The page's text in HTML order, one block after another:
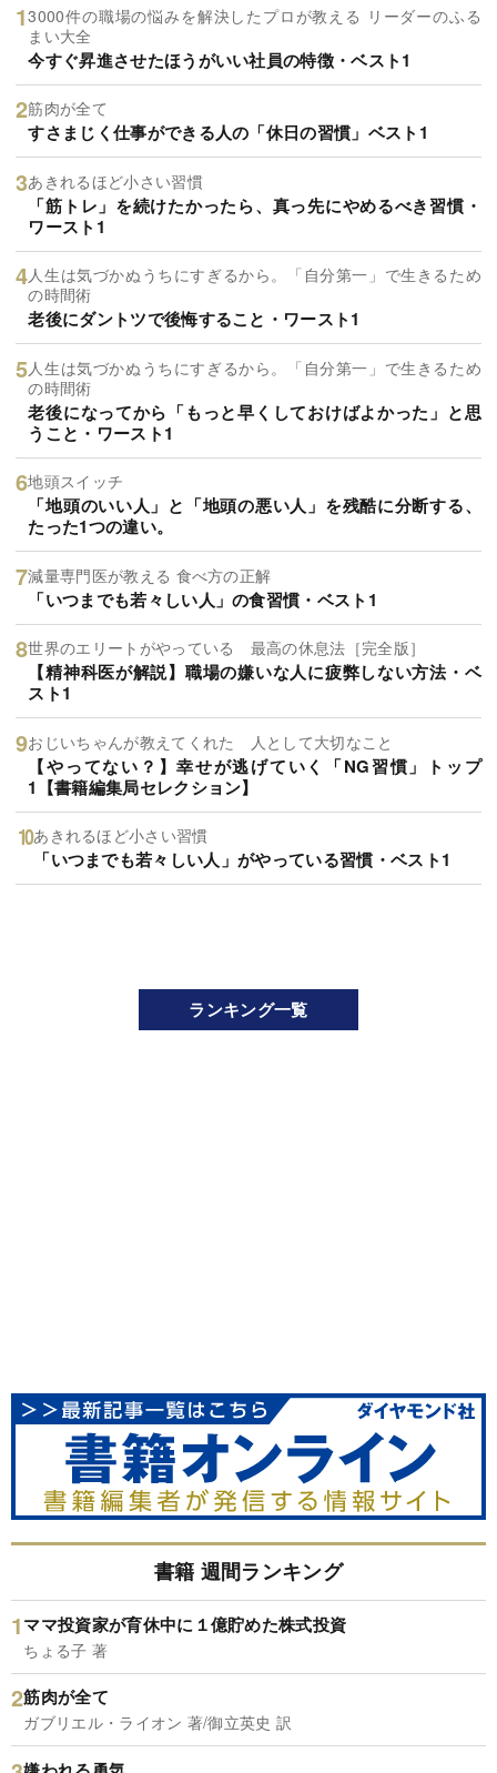
3000件の職場の悩みを解決したプロが教える リーダーのふる
まい大全
今すぐ昇進させたほうがいい社員の特徴・ベスト1
筋肉が全て
すさまじく仕事ができる人の「休日の習慣」ベスト1
あきれるほど小さい習慣
「筋トレ」を続けたかったら、真っ先にやめるべき習慣・
ワースト1
人生は気づかぬうちにすぎるから。「自分第一」で生きるため
の時間術
老後にダントツで後悔すること・ワースト1
人生は気づかぬうちにすぎるから。「自分第一」で生きるため
の時間術
老後になってから「もっと早くしておけばよかった」と思
うこと・ワースト1
地頭スイッチ
「地頭のいい人」と「地頭の悪い人」を残酷に分断する、
たった1つの違い。
減量専門医が教える 食べ方の正解
「いつまでも若々しい人」の食習慣・ベスト1
世界のエリートがやっている 最高の休息法［完全版］
【精神科医が解説】職場の嫌いな人に疲弊しない方法・ベ
スト1
おじいちゃんが教えてくれた 人として大切なこと
【やってない？】幸せが逃げていく「NG習慣」トップ
1【書籍編集局セレクション】
あきれるほど小さい習慣
「いつまでも若々しい人」がやっている習慣・ベスト1
ランキング一覧
書籍 週間ランキング
ママ投資家が育休中に１億貯めた株式投資
ちょる子 著
筋肉が全て
ガブリエル・ライオン 著/御立英史 訳